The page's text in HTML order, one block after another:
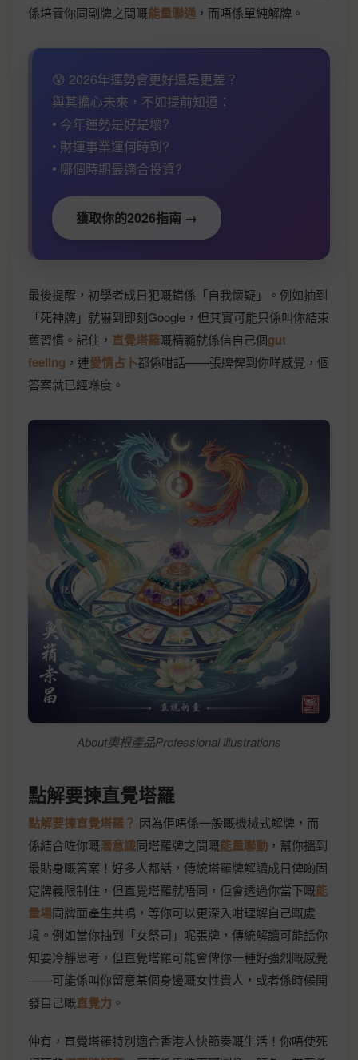
係培養你同副牌之間嘅能量聯通 ，而唔係單純解牌。
😰 2026年運勢會更好還是更差？
與其擔心未來，不如提前知道：
• 今年運勢是好是壞?
• 財運事業運何時到?
• 哪個時期最適合投資?
獲取你的2026指南 →
最後提醒，初學者成日犯嘅錯係「自我懷疑」。例如抽到
「死神牌」就嚇到即刻Google，但其實可能只係叫你結束
舊習慣。記住， 直覺塔羅嘅精髓就係信自己個gut
feeling ，連愛情占卜都係咁話——張牌俾到你咩感覺，個
答案就已經喺度。
About奧根產品Professional illustrations
點解要揀直覺塔羅
點解要揀直覺塔羅？ 因為佢唔係一般嘅機械式解牌，而
係結合咗你嘅潛意識同塔羅牌之間嘅能量聯動 ，幫你搵到
最貼身嘅答案！好多人都話，傳統塔羅牌解讀成日俾啲固
定牌義限制住，但直覺塔羅就唔同，佢會透過你當下嘅能
量場同牌面產生共鳴，等你可以更深入咁理解自己嘅處
境。例如當你抽到「女祭司」呢張牌，傳統解讀可能話你
知要冷靜思考，但直覺塔羅可能會俾你一種好強烈嘅感覺
——可能係叫你留意某個身邊嘅女性貴人，或者係時候開
發自己嘅直覺力 。
仲有，直覺塔羅特別適合香港人快節奏嘅生活！你唔使死